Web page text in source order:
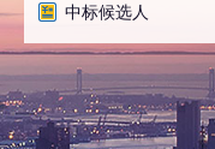
中标候选人